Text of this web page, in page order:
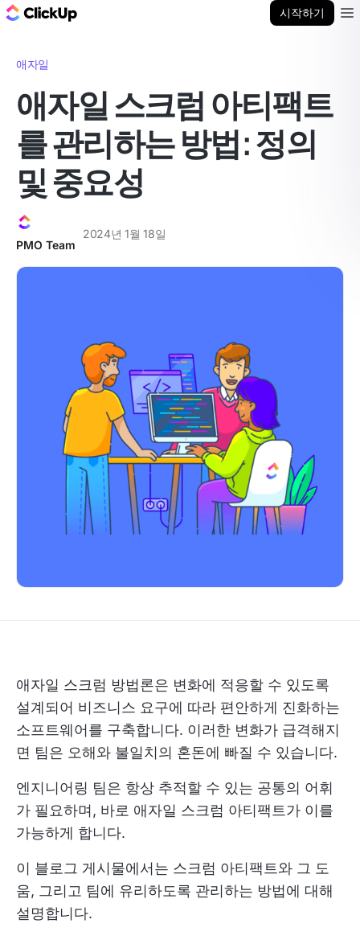
시작하기
애자일
애자일 스크럼 아티팩트
를 관리하는 방법: 정의
및 중요성
PMO Team
2024년 1월 18일
애자일 스크럼 방법론은 변화에 적응할 수 있도록
설계되어 비즈니스 요구에 따라 편안하게 진화하는
소프트웨어를 구축합니다. 이러한 변화가 급격해지
면 팀은 오해와 불일치의 혼돈에 빠질 수 있습니다.
엔지니어링 팀은 항상 추적할 수 있는 공통의 어휘
가 필요하며, 바로 애자일 스크럼 아티팩트가 이를
가능하게 합니다.
이 블로그 게시물에서는 스크럼 아티팩트와 그 도
움, 그리고 팀에 유리하도록 관리하는 방법에 대해
설명합니다.